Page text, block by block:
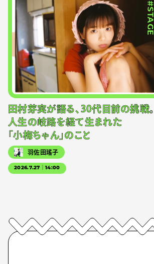
#STAGE
田村芽実が語る、30代目前の挑戦。
人生の岐路を経て生まれた
「小梅ちゃん」のこと
羽佐田瑤子
2026.7.27｜14:00